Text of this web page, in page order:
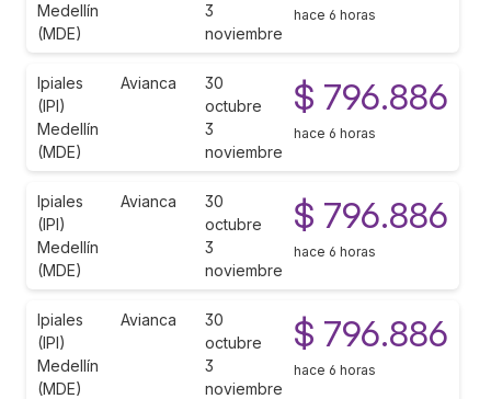
Medellín
(MDE)
3
noviembre
hace 6 horas
Ipiales
(IPI)
Medellín
(MDE)
Avianca
30
octubre
3
noviembre
$ 796.886
hace 6 horas
Ipiales
(IPI)
Medellín
(MDE)
Avianca
30
octubre
3
noviembre
$ 796.886
hace 6 horas
Ipiales
(IPI)
Medellín
(MDE)
Avianca
30
octubre
3
noviembre
$ 796.886
hace 6 horas